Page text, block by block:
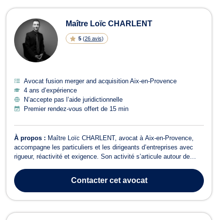
Maître Loïc CHARLENT
5 (26 avis)
Avocat fusion merger and acquisition Aix-en-Provence
4 ans d’expérience
N’accepte pas l’aide juridictionnelle
Premier rendez-vous offert de 15 min
À propos : Maître Loïc CHARLENT, avocat à Aix-en-Provence,
accompagne les particuliers et les dirigeants d’entreprises avec
rigueur, réactivité et exigence. Son activité s’articule autour de
🔹 Droit de la famille Maître Loïc CHARLENT assiste ses clients
dans les é...
Contactercet avocat